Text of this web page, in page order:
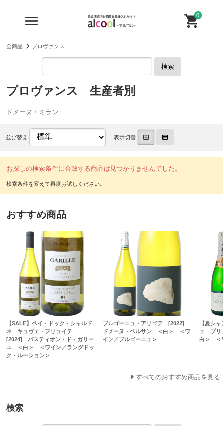
0
全商品 プロヴァンス
検索
プロヴァンス 生産者別
ドメーヌ・ミラン
並び替え 表示切替
お探しの検索条件に合致する商品は見つかりませんでした。
おすすめ商品
【SALE】ペイ・ドック・シャルド
ネ キュヴェ・フリュイテ
[2024] バスティオン・ド・ガリー
ユ ＜白＞ ＜ワイン／ラングドッ
ク・ルーション＞
ブルゴーニュ・アリゴテ [2022]
ドメーヌ・ベルサン ＜白＞ ＜ワ
イン／ブルゴーニュ＞
【夏シ
ェ ブリ
白＞ ＜
すべてのおすすめ商品を見る
検索